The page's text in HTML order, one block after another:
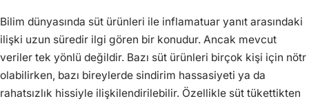
Bilim dünyasında süt ürünleri ile inflamatuar yanıt arasındaki
ilişki uzun süredir ilgi gören bir konudur. Ancak mevcut
veriler tek yönlü değildir. Bazı süt ürünleri birçok kişi için nötr
olabilirken, bazı bireylerde sindirim hassasiyeti ya da
rahatsızlık hissiyle ilişkilendirilebilir. Özellikle süt tükettikten